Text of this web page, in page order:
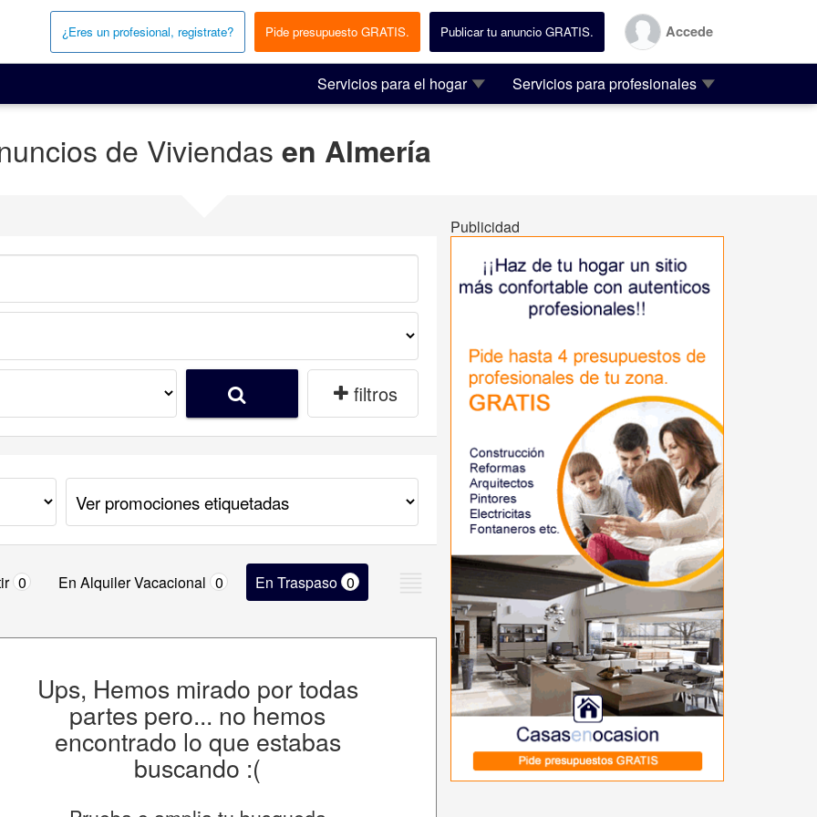
¿Eres un profesional, registrate? Pide presupuesto GRATIS. Publicar tu anuncio GRATIS. Accede
Servicios para el hogar Servicios para profesionales
de Viviendas en Almería
filtros
0 En Alquiler Vacacional 0 En Traspaso 0
Ups, Hemos mirado por todas
partes pero... no hemos
encontrado lo que estabas
buscando :(
Publicidad